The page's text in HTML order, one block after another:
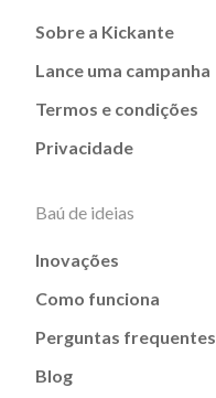
Sobre a Kickante
Lance uma campanha
Termos e condições
Privacidade
Baú de ideias
Inovações
Como funciona
Perguntas frequentes
Blog